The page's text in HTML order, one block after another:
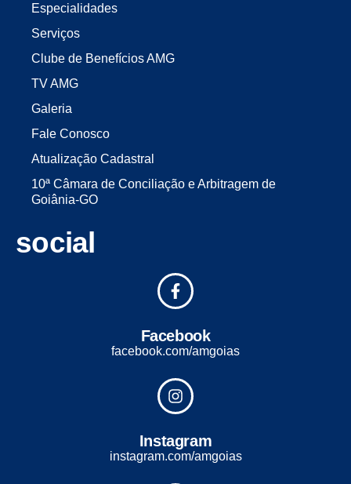
Especialidades
Serviços
Clube de Benefícios AMG
TV AMG
Galeria
Fale Conosco
Atualização Cadastral
10ª Câmara de Conciliação e Arbitragem de
Goiânia-GO
social
Facebook
facebook.com/amgoias
Instagram
instagram.com/amgoias